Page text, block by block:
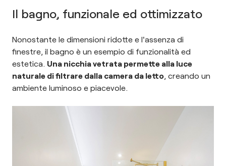
Il bagno, funzionale ed ottimizzato
Nonostante le dimensioni ridotte e l'assenza di
finestre, il bagno è un esempio di funzionalità ed
estetica. Una nicchia vetrata permette alla luce
naturale di filtrare dalla camera da letto, creando un
ambiente luminoso e piacevole.